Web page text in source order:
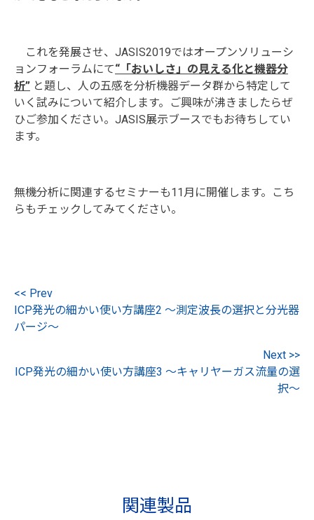
これを発展させ、JASIS2019ではオープンソリューシ
ョンフォーラムにて“「おいしさ」の見える化と機器分
析” と題し、人の五感を分析機器データ群から特定して
いく試みについて紹介します。ご興味が沸きましたらぜ
ひご参加ください。JASIS展示ブースでもお待ちしてい
ます。
無機分析に関連するセミナーも11月に開催します。こち
らもチェックしてみてください。
<< Prev
ICP発光の細かい使い方講座2 ～測定波長の選択と分光器
パージ～
Next >>
ICP発光の細かい使い方講座3 ～キャリヤーガス流量の選
択～
関連製品